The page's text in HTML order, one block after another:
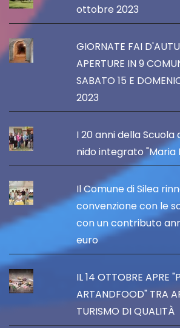
ottobre 2023
GIORNATE FAI
APERTURE IN 9
SABATO 15 E
2023
I 20 anni della Scuola
nido integrato "Maria
Il Comune di Silea
convenzione con le
con un contributo
euro
IL 14 OTTOBRE APRE
ARTANDFOOD" TRA
TURISMO DI QUALITÀ